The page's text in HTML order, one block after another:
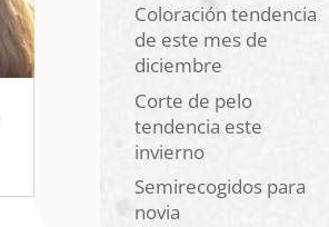
Coloración tendencia
de este mes de
diciembre
Corte de pelo
tendencia este
invierno
Semirecogidos para
novia